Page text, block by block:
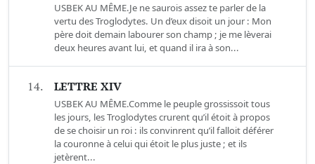
USBEK AU MÊME.Je ne saurois assez te parler de la
vertu des Troglodytes. Un d’eux disoit un jour : Mon
père doit demain labourer son champ ; je me lèverai
deux heures avant lui, et quand il ira à son...
14. LETTRE XIV
USBEK AU MÊME.Comme le peuple grossissoit tous
les jours, les Troglodytes crurent qu’il étoit à propos
de se choisir un roi : ils convinrent qu’il falloit déférer
la couronne à celui qui étoit le plus juste ; et ils
jetèrent...